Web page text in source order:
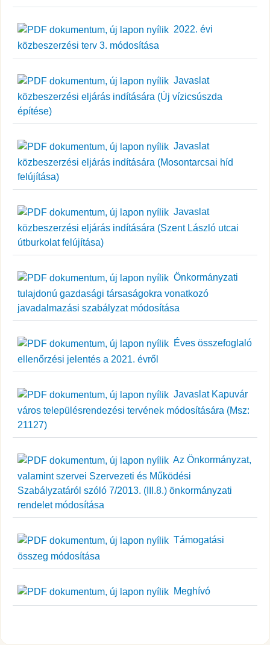
2022. évi
közbeszerzési terv 3. módosítása
Javaslat
közbeszerzési eljárás indítására (Új vízicsúszda
építése)
Javaslat
közbeszerzési eljárás indítására (Mosontarcsai híd
felújítása)
Javaslat
közbeszerzési eljárás indítására (Szent László utcai
útburkolat felújítása)
Önkormányzati
tulajdonú gazdasági társaságokra vonatkozó
javadalmazási szabályzat módosítása
Éves összefoglaló
ellenőrzési jelentés a 2021. évről
Javaslat Kapuvár
város településrendezési tervének módosítására (Msz:
21127)
Az Önkormányzat,
valamint szervei Szervezeti és Működési
Szabályzatáról szóló 7/2013. (III.8.) önkormányzati
rendelet módosítása
Támogatási
összeg módosítása
Meghívó